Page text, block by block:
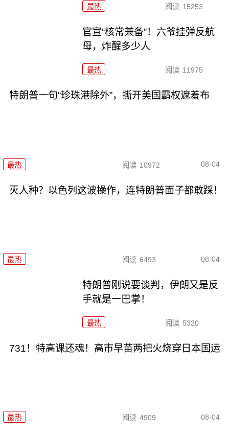
最热 阅读 15253
官宣“核常兼备”！六爷挂弹反航
母，炸醒多少人
最热 阅读 11975
特朗普一句“珍珠港除外”，撕开美国霸权遮羞布
最热 阅读 10972 08-04
灭人种？以色列这波操作，连特朗普面子都敢踩！
最热 阅读 6493 08-04
特朗普刚说要谈判，伊朗又是反
手就是一巴掌！
最热 阅读 5320
731！特高课还魂！高市早苗两把火烧穿日本国运
最热 阅读 4909 08-04